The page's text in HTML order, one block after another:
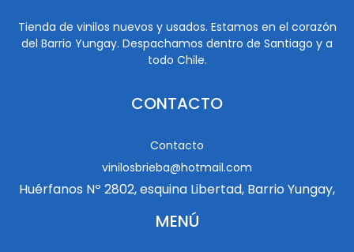
Tienda de vinilos nuevos y usados. Estamos en el corazón
del Barrio Yungay. Despachamos dentro de Santiago y a
todo Chile.
CONTACTO
Contacto
vinilosbrieba@hotmail.com
Huérfanos Nº 2802, esquina Libertad, Barrio Yungay,
MENÚ